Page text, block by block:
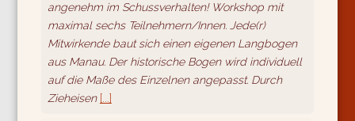
angenehm im Schussverhalten! Workshop mit
maximal sechs Teilnehmern/Innen. Jede(r)
Mitwirkende baut sich einen eigenen Langbogen
aus Manau. Der historische Bogen wird individuell
auf die Maße des Einzelnen angepasst. Durch
Zieheisen [...]